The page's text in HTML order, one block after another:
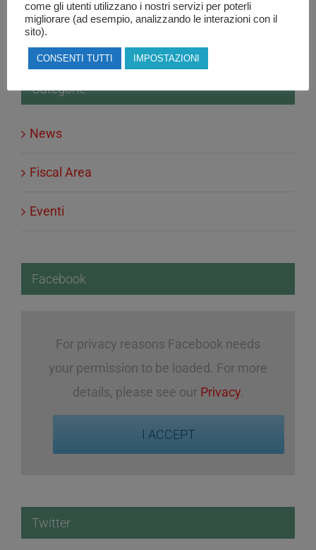
Search
for:
Categorie
News
Fiscal Area
Eventi
Facebook
For privacy reasons Facebook needs
your permission to be loaded. For more
details, please see our Privacy.
I ACCEPT
Twitter
come gli utenti utilizzano i nostri servizi per poterli
migliorare (ad esempio, analizzando le interazioni con il
sito).
CONSENTI TUTTI IMPOSTAZIONI